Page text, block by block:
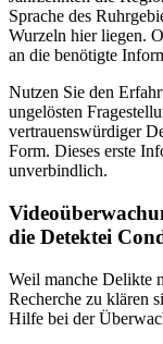
Sprache des
Wurzeln hier liegen.
an die benötigte
Nutzen Sie den
ungelösten
vertrauenswürdiger
Form. Dieses erste
unverbindlich.
die Detektei
Weil manche Delikte
Recherche zu klären
Hilfe bei der